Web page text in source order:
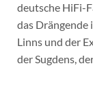
deutsche HiFi-
das Drängende
Linns und der
der Sugdens,